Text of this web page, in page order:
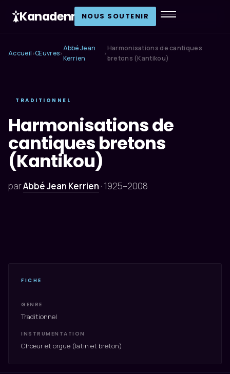
Kanadenn NOUS SOUTENIR
Accueil ›Œuvres›
Abbé Jean
Kerrien
›
Harmonisations de cantiques
bretons (Kantikou)
TRADITIONNEL
Harmonisations de
cantiques bretons
(Kantikou)
parAbbé Jean Kerrien · 1925–2008
FICHE
GENRE
Traditionnel
INSTRUMENTATION
Chœur et orgue (latin et breton)